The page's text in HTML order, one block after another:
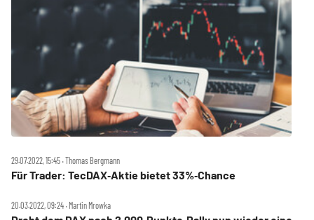
29.07.2022, 15:45 ‧ Thomas Bergmann
Für Trader: TecDAX‑Aktie bietet 33%‑Chance
20.03.2022, 09:24 ‧ Martin Mrowka